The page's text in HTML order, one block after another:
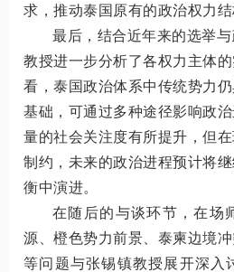
求，推动泰国原有的政治权力结
最后，结合近年来的选举
教授进一步分析了各权力主体
看，泰国政治体系中传统势力
基础，可通过多种途径影响政
量的社会关注度有所提升，但
制约，未来的政治进程预计将
衡中演进。
在随后的与谈环节，在场
源、橙色势力前景、泰柬边境
等问题与张锡镇教授展开深入